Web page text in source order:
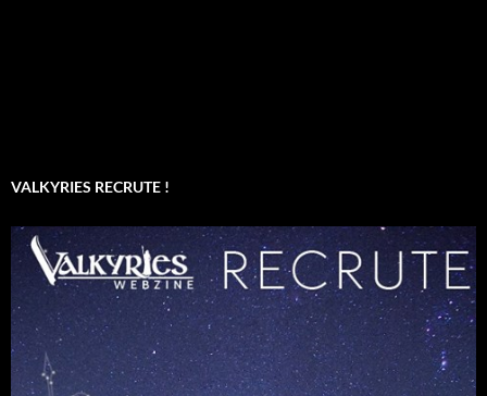
VALKYRIES RECRUTE !